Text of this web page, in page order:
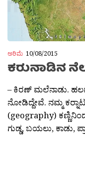
ಅರಿಮೆ 10/08/2015
ಕರುನಾಡಿನ
– ಕಿರಣ್ ಮಲೆನಾಡು.
ನೋಡಿದ್ದೇವೆ. ನಮ್ಮ
(geography)
ಗುಡ್ಡ, ಬಯಲು, ಕಾಡು,